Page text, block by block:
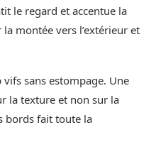
le regard et accentue la
montée vers l’extérieur et
sans estompage. Une
la texture et non sur la
bords fait toute la